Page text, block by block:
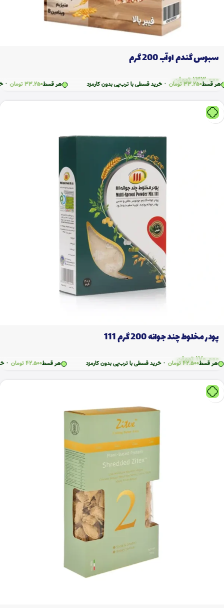
هر قسط33.250تومان • خرید 33.250تومان • خرید قسطی با ترب‌پی بدون کارمزد
سبوس گندم اوآب 200 گرم
133.000تومان
هر قسط42.500تومان • خرید 42.500تومان • خرید قسطی با ترب‌پی بدون کارمزد
پودر مخلوط چند جوانه 200 گرم 111
170.000تومان